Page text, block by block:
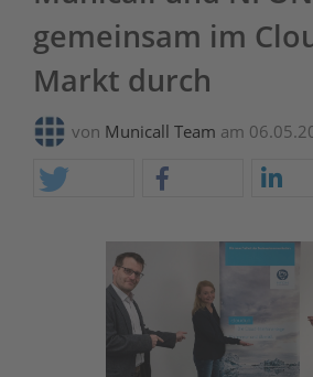
gemeinsam im
Markt durch
von Municall Team am